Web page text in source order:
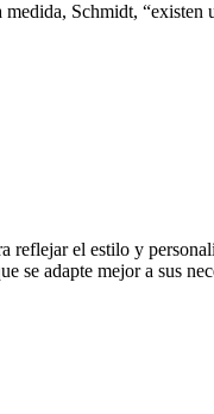
Schmidt, “existen
el estilo y
se adapte mejor a sus